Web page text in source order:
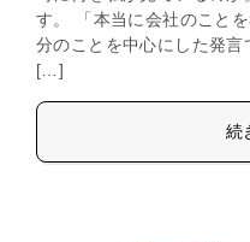
す。 「本当に会社のこと
分のことを中心にした発
[…]
続